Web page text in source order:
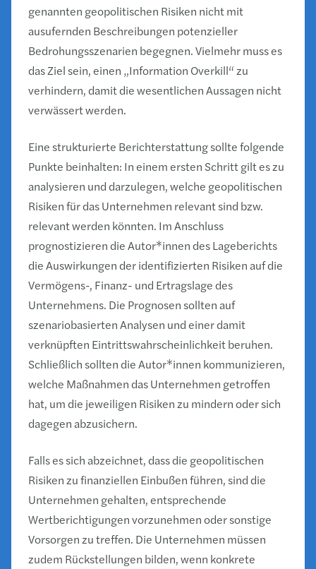
genannten geopolitischen Risiken nicht mit
ausufernden Beschreibungen potenzieller
Bedrohungsszenarien begegnen. Vielmehr muss es
das Ziel sein, einen „Information Overkill“ zu
verhindern, damit die wesentlichen Aussagen nicht
verwässert werden.
Eine strukturierte Berichterstattung sollte folgende
Punkte beinhalten: In einem ersten Schritt gilt es zu
analysieren und darzulegen, welche geopolitischen
Risiken für das Unternehmen relevant sind bzw.
relevant werden könnten. Im Anschluss
prognostizieren die Autor*innen des Lageberichts
die Auswirkungen der identifizierten Risiken auf die
Vermögens-, Finanz- und Ertragslage des
Unternehmens. Die Prognosen sollten auf
szenariobasierten Analysen und einer damit
verknüpften Eintrittswahrscheinlichkeit beruhen.
Schließlich sollten die Autor*innen kommunizieren,
welche Maßnahmen das Unternehmen getroffen
hat, um die jeweiligen Risiken zu mindern oder sich
dagegen abzusichern.
Falls es sich abzeichnet, dass die geopolitischen
Risiken zu finanziellen Einbußen führen, sind die
Unternehmen gehalten, entsprechende
Wertberichtigungen vorzunehmen oder sonstige
Vorsorgen zu treffen. Die Unternehmen müssen
zudem Rückstellungen bilden, wenn konkrete